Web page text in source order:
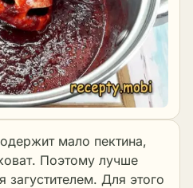
мало пектина,
Поэтому лучше
загустителем. Для этого